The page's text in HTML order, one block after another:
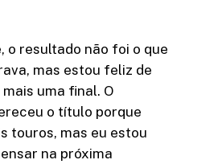
o resultado não foi o que
mas estou feliz de
uma final. O
o título porque
touros, mas eu estou
na próxima